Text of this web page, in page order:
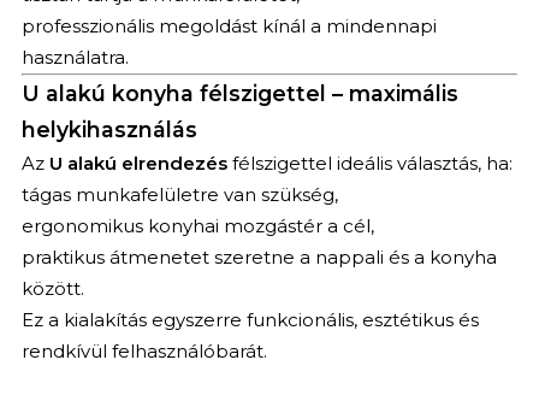
professzionális megoldást kínál a mindennapi
használatra.
U alakú konyha félszigettel – maximális
helykihasználás
Az U alakú elrendezésfélszigettel ideális választás, ha:
tágas munkafelületre van szükség,
ergonomikus konyhai mozgástér a cél,
praktikus átmenetet szeretne a nappali és a konyha
között.
Ez a kialakítás egyszerre funkcionális, esztétikus és
rendkívül felhasználóbarát.
KERESÉS